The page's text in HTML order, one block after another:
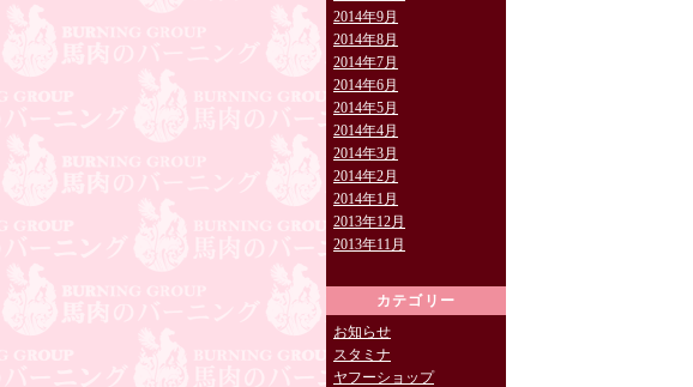
2014年9月
2014年8月
2014年7月
2014年6月
2014年5月
2014年4月
2014年3月
2014年2月
2014年1月
2013年12月
2013年11月
カテゴリー
お知らせ
スタミナ
ヤフーショップ